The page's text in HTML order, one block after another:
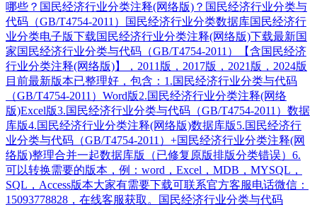
哪些？国民经济行业分类注释(网络版)？国民经济行业分类与
代码（GB/T4754-2011）国民经济行业分类数据库国民经济行
业分类电子版下载国民经济行业分类注释(网络版)下载最新国
家国民经济行业分类与代码（GB/T4754-2011）【含国民经济
行业分类注释(网络版)】，2011版，2017版，2021版，2024版
目前最新版本已整理好，包含：1.国民经济行业分类与代码
（GB/T4754-2011）Word版2.国民经济行业分类注释(网络
版)Excel版3.国民经济行业分类与代码（GB/T4754-2011）数据
库版4.国民经济行业分类注释(网络版)数据库版5.国民经济行
业分类与代码（GB/T4754-2011）+国民经济行业分类注释(网
络版)整理合并一起数据库版（已修复原版排版分类错误）6.
可以转换需要的版本，例：word，Excel，MDB，MYSQL，
SQL，Access版本大家有需要下载可联系官方客服电话微信：
15093778828，在线客服获取。国民经济行业分类与代码